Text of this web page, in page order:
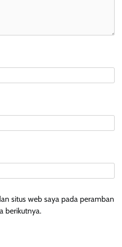
situs web saya pada peramban
berikutnya.